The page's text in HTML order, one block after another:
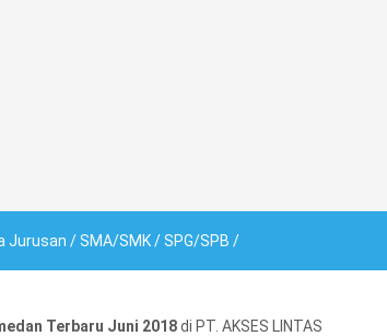
Jurusan /SMA/SMK/SPG/SPB /
Terbaru Juni 2018di PT. AKSES LINTAS